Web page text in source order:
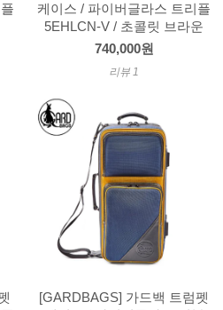
케이스 / 파이버글라스 트리플
5EHLCN-V / 초콜릿 브라운
740,000원
리뷰 1
[GARDBAGS] 가드백 트럼펫